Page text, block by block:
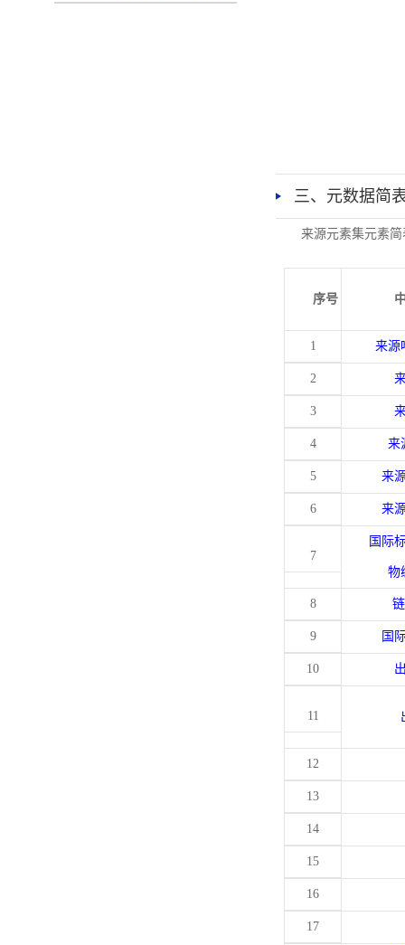
三、元数据简
来源元素集元素简
序号
1 来源
2
3
4 来
5 来
6 来
7
国际
物
8
9 国
10
11
12
13
14
15
16
17